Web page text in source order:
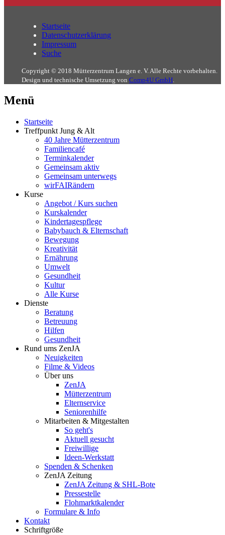
Startseite
Datenschutzerklärung
Impressum
Suche
Copyright © 2018 Mütterzentrum Langen e. V. Alle Rechte vorbehalten.
Design und technische Umsetzung von Comp4U GmbH
Menü
Startseite
Treffpunkt Jung & Alt
40 Jahre Mütterzentrum
Familiencafé
Terminkalender
Gemeinsam aktiv
Gemeinsam unterwegs
wirFAIRändern
Kurse
Angebot / Kurs suchen
Kurskalender
Kindertagespflege
Babybauch & Elternschaft
Bewegung
Kreativität
Ernährung
Umwelt
Gesundheit
Kultur
Alle Kurse
Dienste
Beratung
Betreuung
Hilfen
Gesundheit
Rund ums ZenJA
Neuigkeiten
Filme & Videos
Über uns
ZenJA
Mütterzentrum
Elternservice
Seniorenhilfe
Mitarbeiten & Mitgestalten
So geht's
Aktuell gesucht
Freiwillige
Ideen-Werkstatt
Spenden & Schenken
ZenJA Zeitung
ZenJA Zeitung & SHL-Bote
Pressestelle
Flohmarktkalender
Formulare & Info
Kontakt
Schriftgröße